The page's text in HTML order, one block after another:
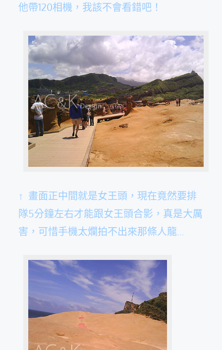
他帶120相機，我該不會看錯吧！
↑ 畫面正中間就是女王頭，現在竟然要排
隊5分鐘左右才能跟女王頭合影，真是大厲
害，可惜手機太爛拍不出來那條人龍…